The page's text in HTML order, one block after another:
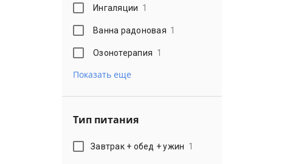
Ингаляции 1
Ванна радоновая 1
Озонотерапия 1
Показать еще
Тип питания
Завтрак + обед + ужин 1